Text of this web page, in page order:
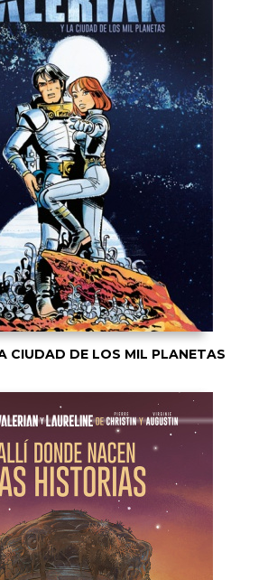
CIUDAD DE LOS MIL PLANETAS